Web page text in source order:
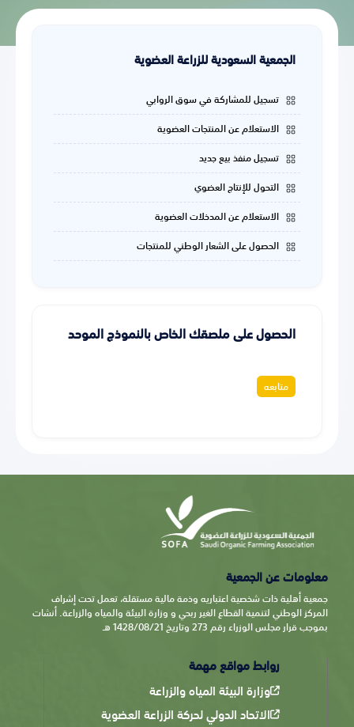
الجمعية السعودية للزراعة العضوية
تسجيل للمشاركة في سوق الروابي
الاستعلام عن المنتجات العضوية
تسجيل منفذ بيع جديد
التحول للإنتاج العضوي
الاستعلام عن المدخلات العضوية
الحصول على الشعار الوطني للمنتجات
الحصول على ملصقك الخاص بالنموذج الموحد
متابعه
معلومات عن الجمعية
جمعية أهلية ذات شخصية اعتباريه وذمة مالية مستقلة، تعمل تحت إشراف
المركز الوطني لتنمية القطاع الغير ربحي و وزارة البيئة والمياه والزراعة. أنشات
بموجب قرار مجلس الوزراء رقم 273 وتاريخ 1428/08/21 هـ
روابط مواقع مهمة
وزارة البيئة المياه والزراعة
الاتحاد الدولي لحركة الزراعة العضوية